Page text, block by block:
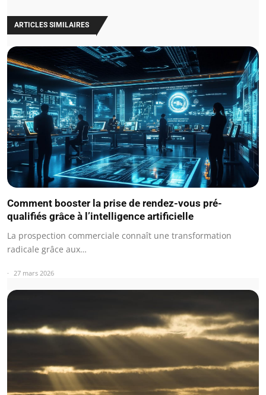
ARTICLES SIMILAIRES
Comment booster la prise de rendez-vous pré-
qualifiés grâce à l’intelligence artificielle
La prospection commerciale connaît une transformation
radicale grâce aux…
27 mars 2026